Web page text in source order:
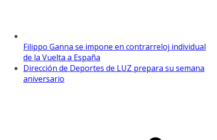
Filippo Ganna se impone en contrarreloj individual
de la Vuelta a España
Dirección de Deportes de LUZ prepara su semana
aniversario